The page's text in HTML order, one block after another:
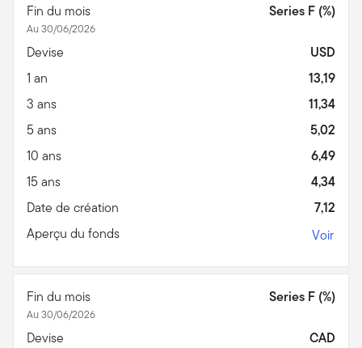
Fin du mois
Au 30/06/2026
Series F (%)
Devise
USD
1 an
13,19
3 ans
11,34
5 ans
5,02
10 ans
6,49
15 ans
4,34
Date de création
7,12
Aperçu du fonds
Voir
Fin du mois
Au 30/06/2026
Series F (%)
Devise CAD